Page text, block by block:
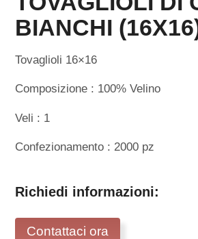
BIANCHI
Tovaglioli 16×16
Composizione : 100% Velino
Veli : 1
Confezionamento : 2000 pz
Richiedi informazioni:
Contattaci ora